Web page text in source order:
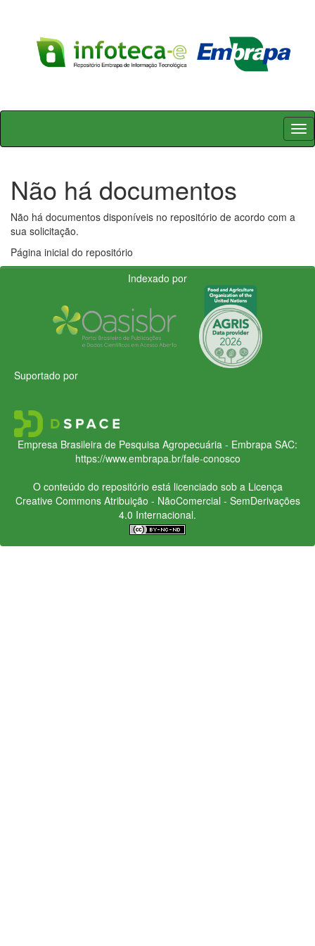
Skip
Não há documentos
Não há documentos disponíveis no repositório de acordo com a
sua solicitação.
Página inicial do repositório
Indexado por
Suportado por
Empresa Brasileira de Pesquisa Agropecuária - Embrapa SAC:
https://www.embrapa.br/fale-conosco
O conteúdo do repositório está licenciado sob a Licença
Creative CommonsAtribuição - NãoComercial - SemDerivações
4.0 Internacional.